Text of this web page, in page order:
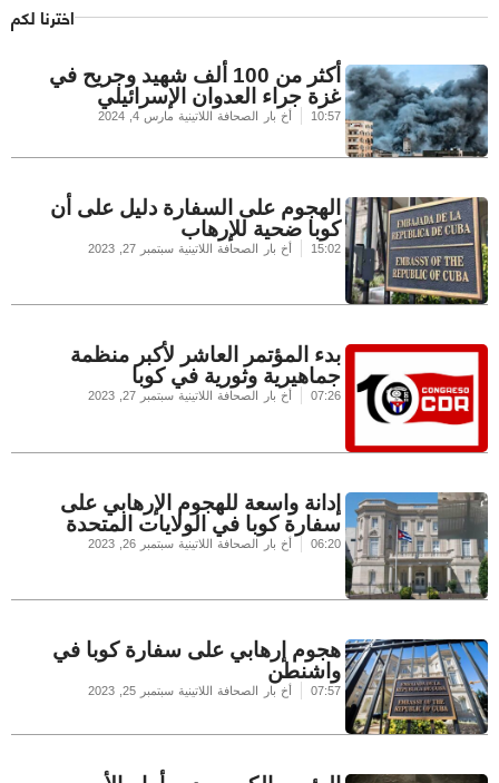
اخترنا لكم
أكثر من 100 ألف شهيد وجريح في
غزة جراء العدوان الإسرائيلي
10:57 أخ بار الصحافة اللاتينية مارس 4, 2024
الهجوم على السفارة دليل على أن
كوبا ضحية للإرهاب
15:02 أخ بار الصحافة اللاتينية سبتمبر 27, 2023
بدء المؤتمر العاشر لأكبر منظمة
جماهيرية وثورية في كوبا
07:26 أخ بار الصحافة اللاتينية سبتمبر 27, 2023
إدانة واسعة للهجوم الإرهابي على
سفارة كوبا في الولايات المتحدة
06:20 أخ بار الصحافة اللاتينية سبتمبر 26, 2023
هجوم إرهابي على سفارة كوبا في
واشنطن
07:57 أخ بار الصحافة اللاتينية سبتمبر 25, 2023